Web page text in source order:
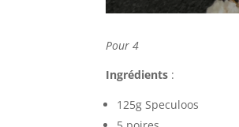
Pour 4
Ingrédients :
125g Speculoos